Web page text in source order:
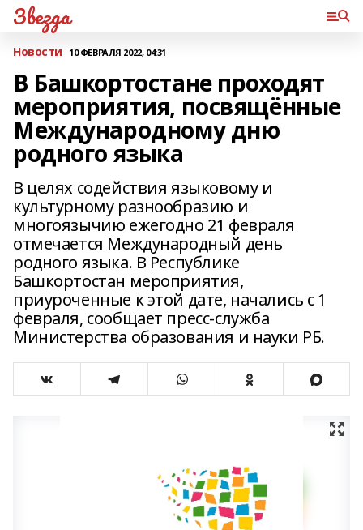
Звезда
Новости 10 ФЕВРАЛЯ 2022, 04:31
В Башкортостане проходят
мероприятия, посвящённые
Международному дню
родного языка
В целях содействия языковому и
культурному разнообразию и
многоязычию ежегодно 21 февраля
отмечается Международный день
родного языка. В Республике
Башкортостан мероприятия,
приуроченные к этой дате, начались с 1
февраля, сообщает пресс-служба
Министерства образования и науки РБ.